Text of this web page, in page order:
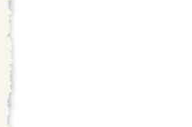
способности
веществ